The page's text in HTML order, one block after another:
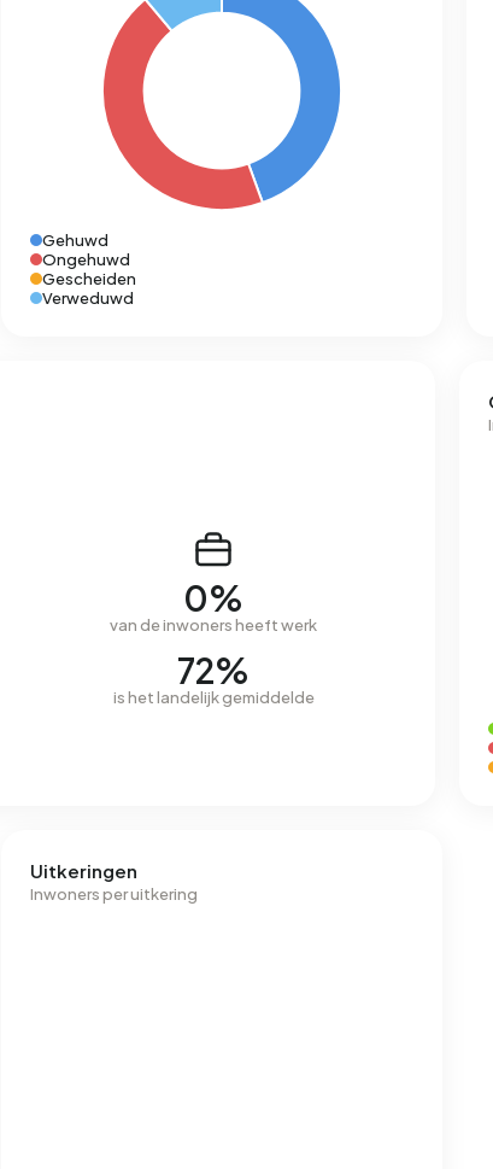
Gehuwd
Ongehuwd
Gescheiden
Verweduwd
0%
van de inwoners heeft werk
72%
is het landelijk gemiddelde
Uitkeringen
Inwoners per uitkering